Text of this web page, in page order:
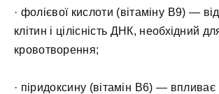
· фолієвої кислоти (вітаміну В9) —
клітин і цілісність ДНК, необхідний
кровотворення;
· піридоксину (вітамін В6) — впливає